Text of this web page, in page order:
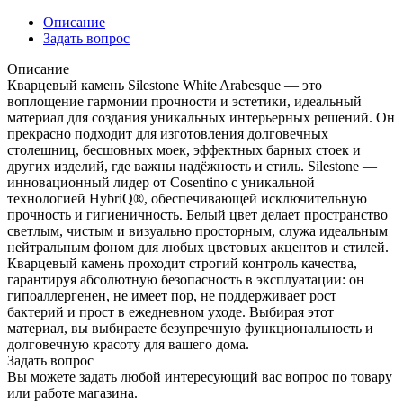
Описание
Задать вопрос
Описание
Кварцевый камень Silestone White Arabesque — это
воплощение гармонии прочности и эстетики, идеальный
материал для создания уникальных интерьерных решений. Он
прекрасно подходит для изготовления долговечных
столешниц, бесшовных моек, эффектных барных стоек и
других изделий, где важны надёжность и стиль. Silestone —
инновационный лидер от Cosentino с уникальной
технологией HybriQ®, обеспечивающей исключительную
прочность и гигиеничность. Белый цвет делает пространство
светлым, чистым и визуально просторным, служа идеальным
нейтральным фоном для любых цветовых акцентов и стилей.
Кварцевый камень проходит строгий контроль качества,
гарантируя абсолютную безопасность в эксплуатации: он
гипоаллергенен, не имеет пор, не поддерживает рост
бактерий и прост в ежедневном уходе. Выбирая этот
материал, вы выбираете безупречную функциональность и
долговечную красоту для вашего дома.
Задать вопрос
Вы можете задать любой интересующий вас вопрос по товару
или работе магазина.